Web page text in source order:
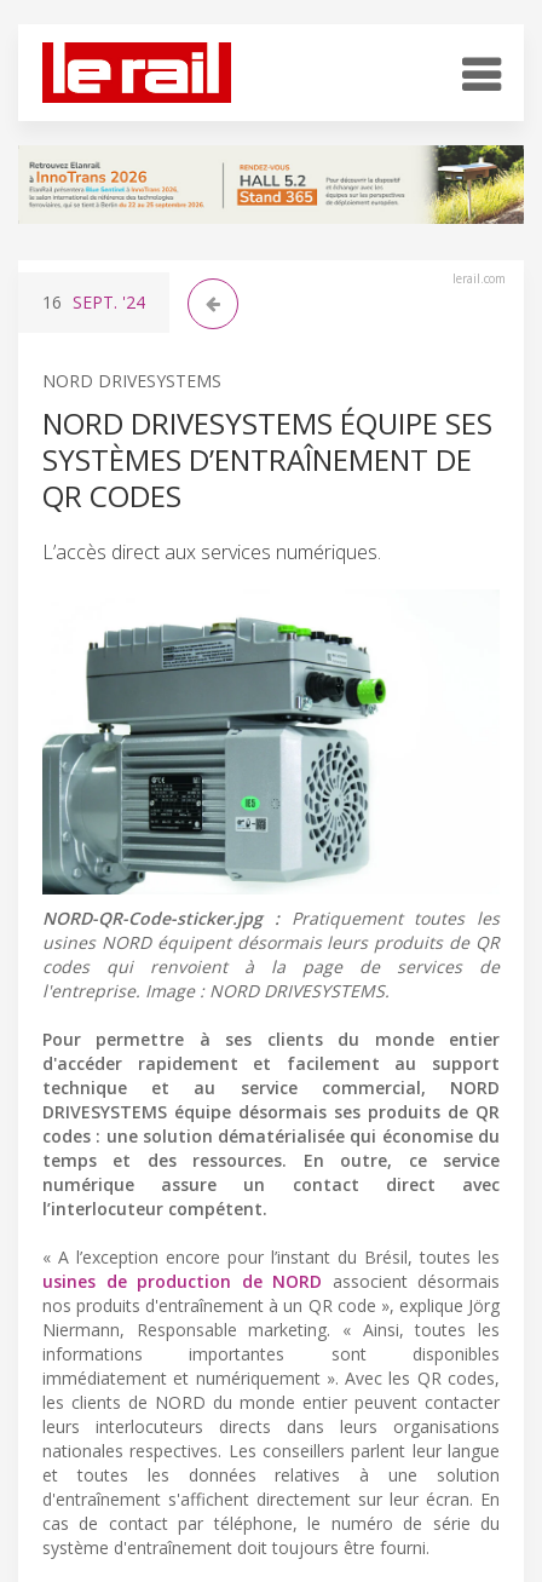
lerail.com
16 SEPT. '24
NORD DRIVESYSTEMS
NORD DRIVESYSTEMS ÉQUIPE SES
SYSTÈMES D’ENTRAÎNEMENT DE
QR CODES
L’accès direct aux services numériques.
NORD-QR-Code-sticker.jpg :Pratiquement toutes les
usines NORD équipent désormais leurs produits de QR
codes qui renvoient à la page de services de
l'entreprise. Image : NORD DRIVESYSTEMS.
Pour permettre à ses clients du monde entier
d'accéder rapidement et facilement au support
technique et au service commercial, NORD
DRIVESYSTEMS équipe désormais ses produits de QR
codes : une solution dématérialisée qui économise du
temps et des ressources. En outre, ce service
numérique assure un contact direct avec
l’interlocuteur compétent.
« A l’exception encore pour l’instant du Brésil, toutes les
usines de production de NORD associent désormais
nos produits d'entraînement à un QR code », explique Jörg
Niermann, Responsable marketing. « Ainsi, toutes les
informations importantes sont disponibles
immédiatement et numériquement ». Avec les QR codes,
les clients de NORD du monde entier peuvent contacter
leurs interlocuteurs directs dans leurs organisations
nationales respectives. Les conseillers parlent leur langue
et toutes les données relatives à une solution
d'entraînement s'affichent directement sur leur écran. En
cas de contact par téléphone, le numéro de série du
système d'entraînement doit toujours être fourni.